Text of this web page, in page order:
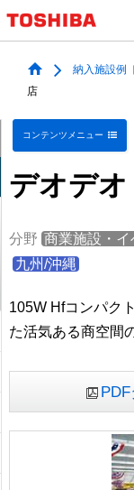
納入施設例
店
コンテンツメニュー
デオデ
分野 商業施設・イ
九州/沖縄
105W Hfコンパク
た活気ある商空間